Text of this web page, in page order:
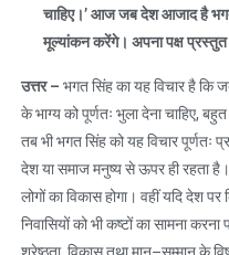
चाहिए।’ आज जब देश आजाद है
मूल्यांकन करेंगे। अपना पक्ष
उत्तर – भगत सिंह का यह विचार है कि
के भाग्य को पूर्णतः भुला देना चाहिए,
तब भी भगत सिंह को यह विचार पूर्णतः
देश या समाज मनुष्य से ऊपर ही रहता है।
लोगों का विकास होगा। वहीं यदि देश
निवासियों को भी कष्टों का सामना